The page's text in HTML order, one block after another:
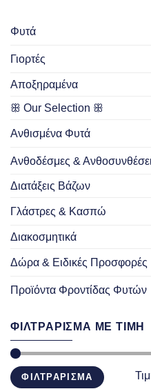
Φυτά
Γιορτές
Αποξηραμένα
ꕥ Our Selection ꕥ
Ανθισμένα Φυτά
Ανθοδέσμες &
Διατάξεις Βάζων
Γλάστρες & Κασπώ
Διακοσμητικά
Δώρα & Ειδικές Προσφορές
Προϊόντα Φροντίδας Φυτών
ΦΙΛΤΡΑΡΙΣΜΑ ΜΕ ΤΙΜΗ
Ελάχιστη
τιμή
Μέγιστη
τιμήΦΙΛΤΡΑΡΙΣΜΑ